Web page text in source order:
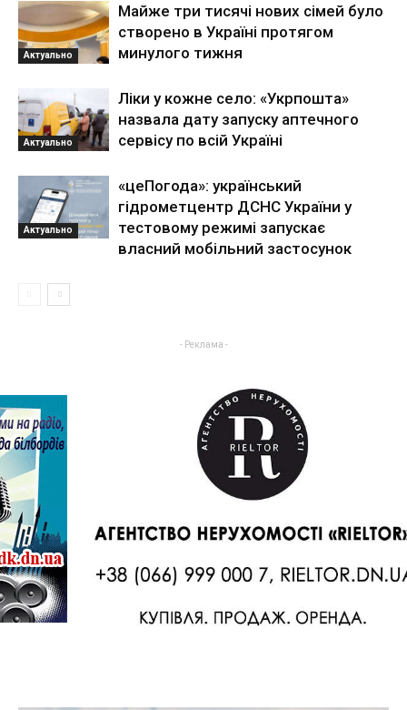
Актуально
Майже три тисячі нових сімей було
створено в Україні протягом
минулого тижня
Актуально
Ліки у кожне село: «Укрпошта»
назвала дату запуску аптечного
сервісу по всій Україні
Актуально
«цеПогода»: український
гідрометцентр ДСНС України у
тестовому режимі запускає
власний мобільний застосунок
- Реклама -